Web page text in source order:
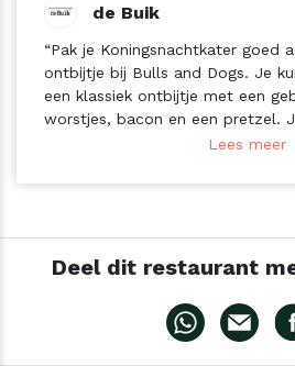
de Buik
“Pak je Koningsnachtkater goed
ontbijtje bij Bulls and Dogs. Je
een klassiek ontbijtje met een
worstjes, bacon en een pretzel.
Lees meer
Deel dit restaurant